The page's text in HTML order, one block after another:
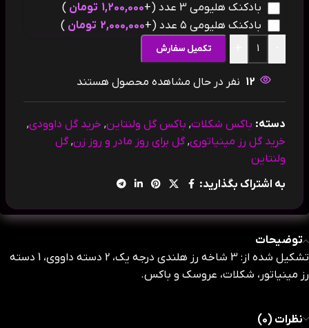
بادکنک هلیومی 3 عدد
(+
1,200,000 تومان )
بادکنک هلیومی ۵ عدد
(+
2,000,000 تومان )
تکمیل سفارش
12 نفر در حال مشاهده محصول هستند
دسته: باکس شکلات, باکس گل ولنتاین, خرید گل داوودی,
خرید گل رز مینیاتوری, گل برای روز مادر و روز زن, گل
ولنتاین
به اشتراک بگذارید:
توضیحات
تشکیل شده از: 3 شاخه رز هلندی درجه یک، 2 دسته داووی، 1 دسته
رز مینیاتور، شکلات، عروسک و باکس.
نظرات (0)